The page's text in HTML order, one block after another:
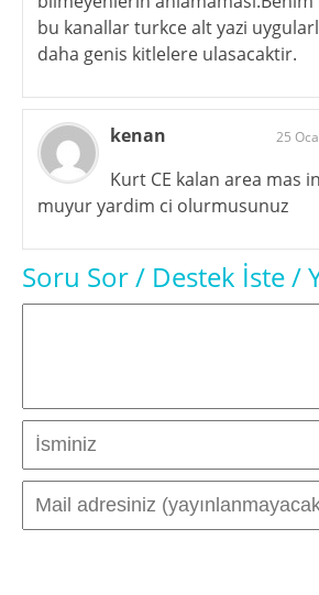
bu kanallar turkce alt yazi
daha genis kitlelere ulasacaktir.
kenan 25
Kurt CE kalan area mas
muyur yardim ci olurmusunuz
Soru Sor / Destek İste /